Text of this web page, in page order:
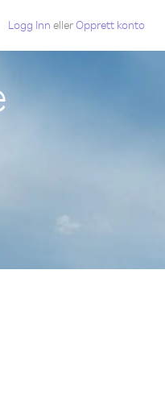
Logg Inn ellerOpprett konto